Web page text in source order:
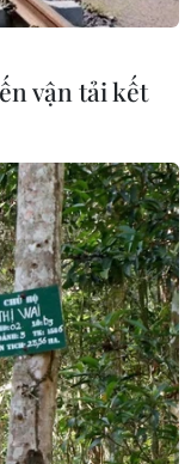
và Lào
chí; gần 90 đầu
Lào; cùng
ảnh văn hóa-
vận tải kết